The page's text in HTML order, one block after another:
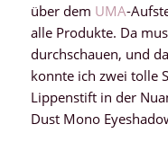
über dem UMA-
alle Produkte. Da
durchschauen, und
konnte ich zwei tolle
Lippenstift in der
Dust Mono